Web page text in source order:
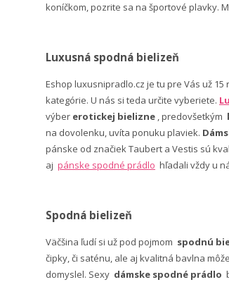
koníčkom, pozrite sa na športové plavky.
Luxusná spodná bielizeň
Eshop luxusnipradlo.cz je tu pre Vás už
kategórie. U nás si teda určite vyberiete.
výber erotickej bielizne , predovšetkým
na dovolenku, uvíta ponuku plaviek.
pánske od značiek Taubert a Vestis sú
aj pánske spodné prádlo hľadali vždy u
Spodná bielizeň
Väčšina ľudí si už pod pojmom spodnú
čipky, či saténu, ale aj kvalitná bavlna
domyslel. Sexy dámske spodné prádlo